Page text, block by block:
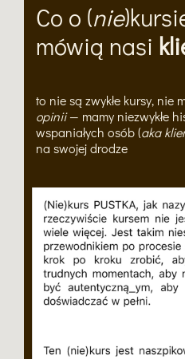
Co o (nie
mówią nasi
to nie są zwykłe kursy, nie
opinii— mamy niezwykłe
wspaniałych osób (aka
na swojej drodze